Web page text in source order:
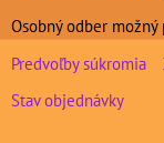
Osobný odber
Predvoľby súkromia
Stav objednávky